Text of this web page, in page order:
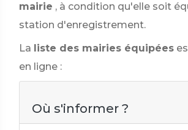
mairie , à condition qu'elle soit
station d'enregistrement.
La liste des mairies équipées
en ligne :
Où s'informer ?